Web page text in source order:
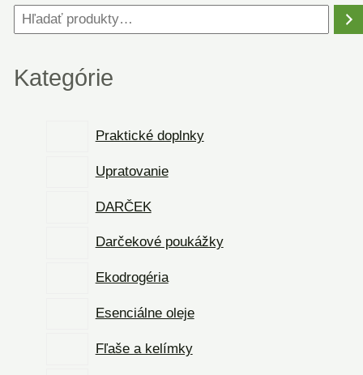
Kategórie
Praktické doplnky
Upratovanie
DARČEK
Darčekové poukážky
Ekodrogéria
Esenciálne oleje
Fľaše a kelímky